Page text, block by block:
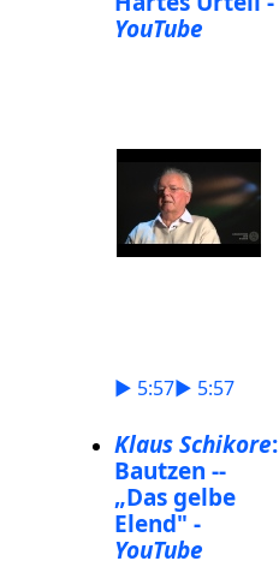
YouTube
► 5:57► 5:57
Klaus Schikore:
Bautzen --
„Das gelbe
Elend" -
YouTube